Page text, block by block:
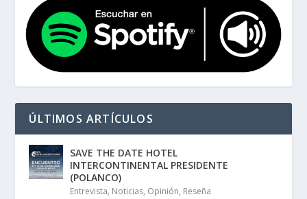
ÚLTIMOS ARTÍCULOS
SAVE THE DATE HOTEL
INTERCONTINENTAL PRESIDENTE
(POLANCO)
Entrevista, Noticias, Opinión, Reseña